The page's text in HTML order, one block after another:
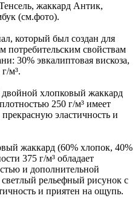
жаккард Антик,
(см.фото).
который был создан для
потребительским свойствам
30% эвкалиптовая вискоза,
м³.
хлопковый жаккард
250 г/м³ имеет
эластичность и
жаккард (60% хлопок, 40%
375 г/м³ обладает
и дополнительной
рельефный рисунок с
и приятен на ощупь.